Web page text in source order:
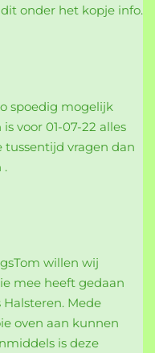
onder het kopje info.
spoedig mogelijk
voor 01-07-22 alles
vragen dan
.
willen wij
mee heeft gedaan
Mede
oven aan kunnen
is deze